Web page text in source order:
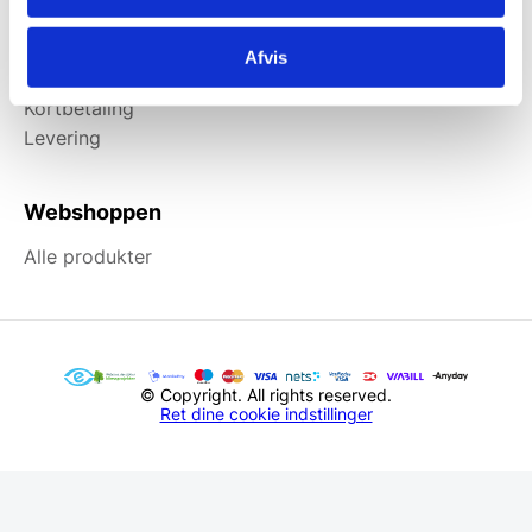
Afvis
Information
Kortbetaling
Levering
Webshoppen
Alle produkter
© Copyright. All rights reserved.
Ret dine cookie indstillinger